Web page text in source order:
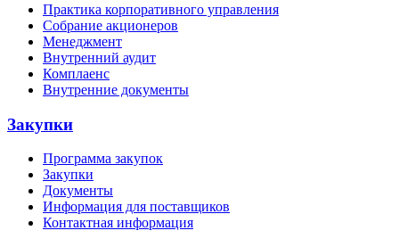
Практика корпоративного управления
Собрание акционеров
Менеджмент
Внутренний аудит
Комплаенс
Внутренние документы
Закупки
Программа закупок
Закупки
Документы
Информация для поставщиков
Контактная информация